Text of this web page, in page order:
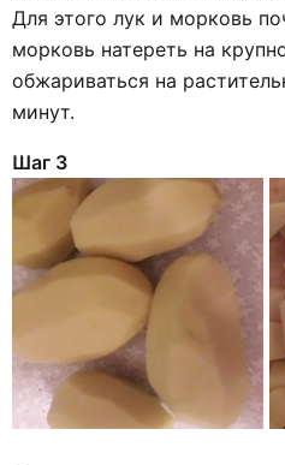
Для этого лук и морковь
морковь натереть на
обжариваться на
минут.
Шаг 3